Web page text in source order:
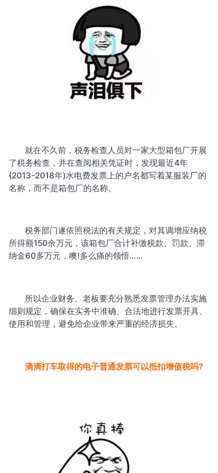
就在不久前，税务检查人员对一家大型箱包厂开展
了税务检查，并在查阅相关凭证时，发现最近4年
(2013-2018年)水电费发票上的户名都写着某服装厂的
名称，而不是箱包厂的名称。
税务部门遂依照税法的有关规定，对其调增应纳税
所得额150余万元，该箱包厂合计补缴税款、罚款、滞
纳金60多万元，噢!多么痛的领悟……
所以企业财务、老板要充分熟悉发票管理办法实施
细则规定，确保在实务中准确、合法地进行发票开具、
使用和管理，避免给企业带来严重的经济损失。
滴滴打车取得的电子普通发票可以抵扣增值税吗?